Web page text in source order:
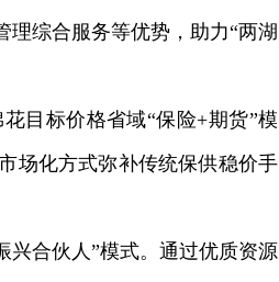
综合服务等优势，助力“两湖
目标价格省域“保险+期货”模
场化方式弥补传统保供稳价手
合伙人”模式。通过优质资源